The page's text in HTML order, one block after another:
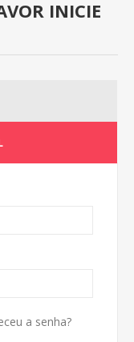
INICIE
a senha?